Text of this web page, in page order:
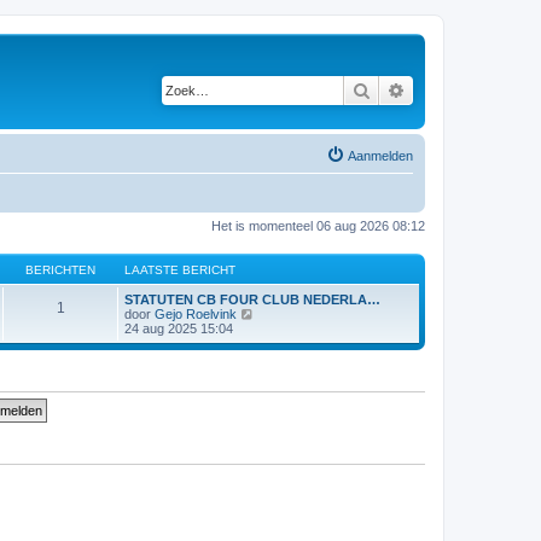
Zoek
Aanmelden
Het is momenteel 06 aug 2026 08:12
BERICHTEN LAATSTE BERICHT
1
STATUTEN CB FOUR CLUB NEDERLA…
door Gejo Roelvink
k
24 aug 2025 15:04